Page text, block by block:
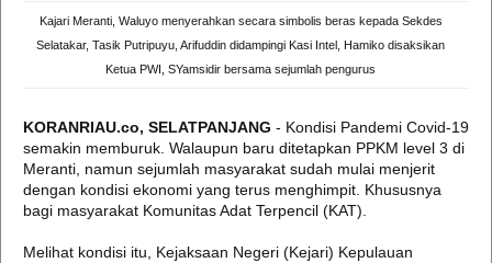
Kajari Meranti, Waluyo menyerahkan secara simbolis beras kepada Sekdes
Selatakar, Tasik Putripuyu, Arifuddin didampingi Kasi Intel, Hamiko disaksikan
Ketua PWI, SYamsidir bersama sejumlah pengurus
KORANRIAU.co, SELATPANJANG - Kondisi Pandemi Covid-19
semakin memburuk. Walaupun baru ditetapkan PPKM level 3 di
Meranti, namun sejumlah masyarakat sudah mulai menjerit
dengan kondisi ekonomi yang terus menghimpit. Khususnya
bagi masyarakat Komunitas Adat Terpencil (KAT).
Melihat kondisi itu, Kejaksaan Negeri (Kejari) Kepulauan